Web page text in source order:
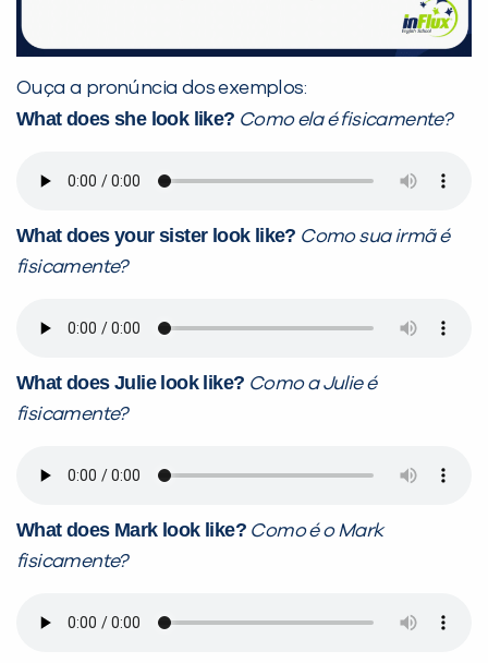
Ouça a pronúncia dos exemplos:
What does she look like? Como ela é fisicamente?
What does your sister look like? Como sua irmã é
fisicamente?
What does Julie look like? Como a Julie é
fisicamente?
What does Mark look like? Como é o Mark
fisicamente?